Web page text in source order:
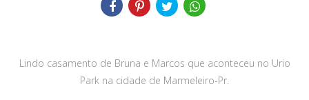
Lindo casamento de Bruna e Marcos que aconteceu no Urio
Park na cidade de Marmeleiro-Pr.